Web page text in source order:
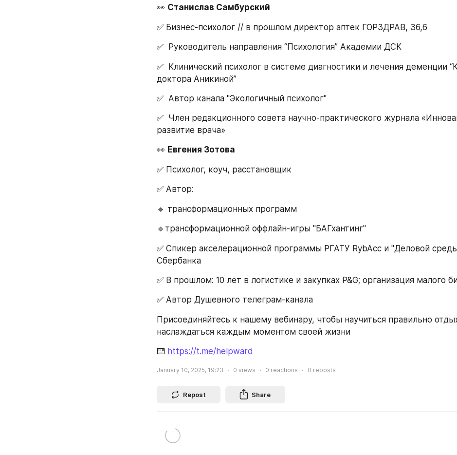
👀 Станислав Самбурский
✅ Бизнес-психолог // в прошлом директор аптек ГОРЗДРАВ, 36,6
✅  Руководитель направления “Психология” Академии ДСК
✅  Клинический психолог в системе диагностики и лечения деменции
доктора Аникиной”
✅  Автор канала "Экологичный психолог"
✅  Член редакционного совета научно-практического журнала
развитие врача»
👀 Евгения Зотова
✅ Психолог, коуч, расстановщик
✅ Автор:
🔹️ трансформационных программ
🔹️трансформационной оффлайн-игры "БАГхантинг"
✅ Спикер акселерационной программы РГАТУ RybAcc и "Деловой
Сбербанка
✅ В прошлом: 10 лет в логистике и закупках P&G; организация малого
✅ Автор Душевного телеграм-канала
Присоединяйтесь к нашему вебинару, чтобы научиться правильно
наслаждаться каждым моментом своей жизни
⌨️ https://t.me/helpward
January 10, 2025, 19:23 0 views 0 reactions 0 reposts
Repost Share